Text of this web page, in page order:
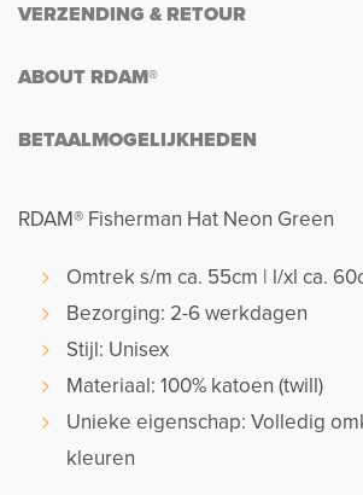
VERZENDING & RETOUR
ABOUT RDAM®
BETAALMOGELIJKHEDEN
RDAM® Fisherman Hat Neon Green
Omtrek s/m ca. 55cm | l/xl ca.
Bezorging: 2-6 werkdagen
Stijl: Unisex
Materiaal: 100% katoen (twill)
Unieke eigenschap: Volledig
kleuren